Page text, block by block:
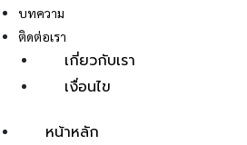
บทความ
ติดต่อเรา
เกี่ยวกับเรา
เงื่อนไข
หน้าหลัก